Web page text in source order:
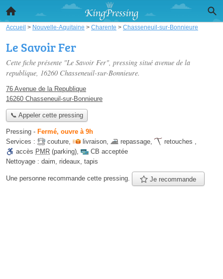
Accueil > Nouvelle-Aquitaine > Charente > Chasseneuil-sur-Bonnieure
Le Savoir Fer
Cette fiche présente "Le Savoir Fer", pressing situé avenue de la
republique, 16260 Chasseneuil-sur-Bonnieure.
76 Avenue de la Republique
16260 Chasseneuil-sur-Bonnieure
📞 Appeler cette pressing
Pressing - Fermé, ouvre à 9h
Services :
couture, livraison, repassage, retouches ,
accès PMR (parking),
CB acceptée
Nettoyage : daim, rideaux, tapis
Une personne recommande cette pressing. Je recommande